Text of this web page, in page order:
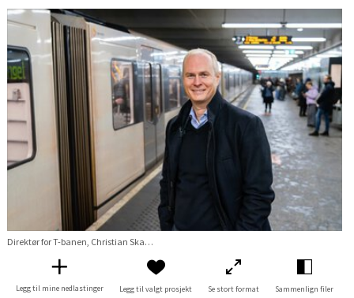
Direktør for T-banen, Christian Skaug på Jernbanetorget T
Legg til mine nedlastinger Legg til valgt prosjekt Se stort format Sammenlign filer